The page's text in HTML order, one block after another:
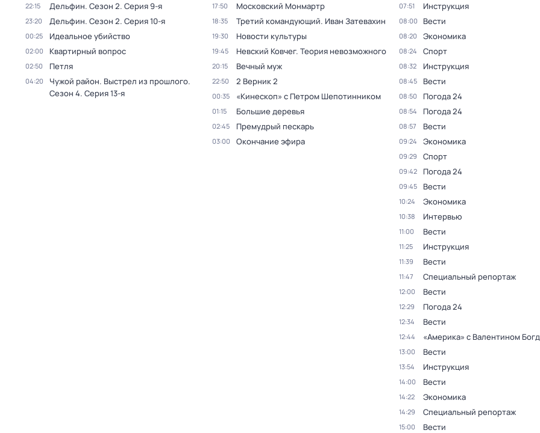
22:15 Дельфин. Сезон 2. Серия 9-я
23:20 Дельфин. Сезон 2. Серия 10-я
00:25 Идеальное убийство
02:00 Квартирный вопрос
02:50 Петля
04:20 Чужой район. Выстрел из прошлого.
Сезон 4. Серия 13-я
17:50 Московский Монмартр
18:35 Третий командующий. Иван Затевахин
19:30 Новости культуры
19:45 Невский Ковчег. Теория невозможного
20:15 Вечный муж
22:50 2 Верник 2
00:35 «Кинескоп» с Петром Шепотинником
01:15 Большие деревья
02:45 Премудрый пескарь
03:00 Окончание эфира
07:51 Инструкция
08:00 Вести
08:20 Экономика
08:24 Спорт
08:32 Инструкция
08:45 Вести
08:50 Погода 24
08:54 Погода 24
08:57 Вести
09:24 Экономика
09:29 Спорт
09:42 Погода 24
09:45 Вести
10:24 Экономика
10:38 Интервью
11:00 Вести
11:25 Инструкция
11:39 Вести
11:47 Специальный репортаж
12:00 Вести
12:29 Погода 24
12:34 Вести
12:44 «Америка» с Валентином
13:00 Вести
13:54 Инструкция
14:00 Вести
14:22 Экономика
14:29 Специальный репортаж
15:00 Вести